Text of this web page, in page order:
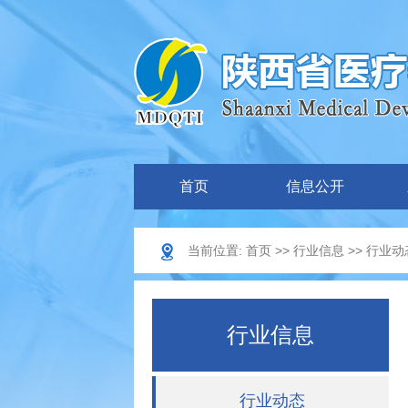
首页 信息公开
当前位置: 首页>> 行业信息 >> 行业动
行业信息
行业动态